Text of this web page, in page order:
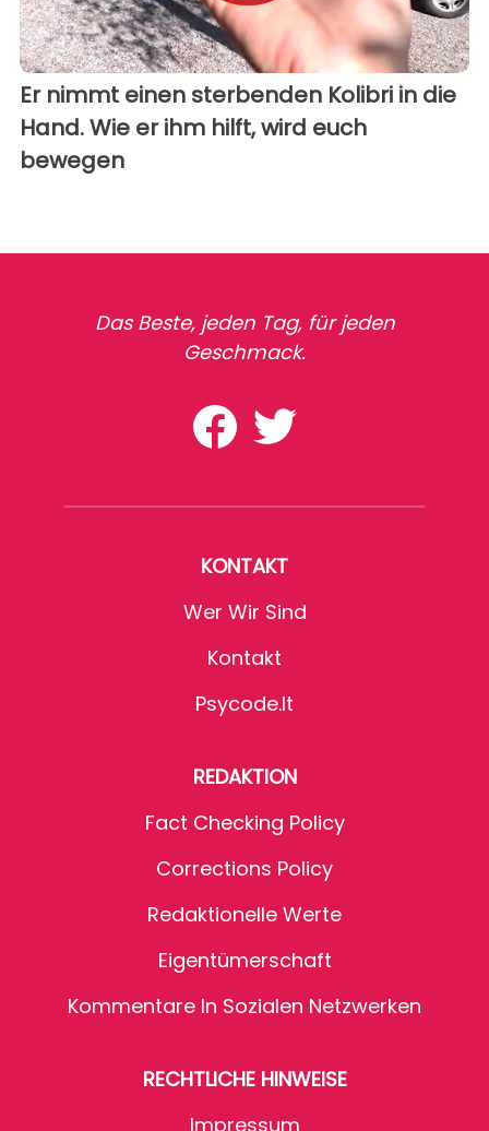
Er nimmt einen sterbenden Kolibri in die
Hand. Wie er ihm hilft, wird euch
bewegen
Das Beste, jeden Tag, für jeden
Geschmack.
KONTAKT
Wer Wir Sind
Kontakt
Psycode.it
REDAKTION
Fact Checking Policy
Corrections Policy
Redaktionelle Werte
Eigentümerschaft
Kommentare In Sozialen Netzwerken
RECHTLICHE HINWEISE
Impressum